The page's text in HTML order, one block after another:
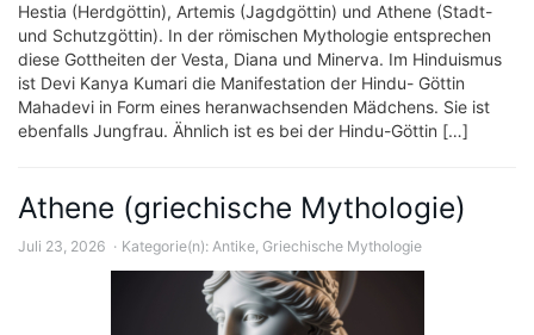
Hestia (Herdgöttin), Artemis (Jagdgöttin) und Athene (Stadt-
und Schutzgöttin). In der römischen Mythologie entsprechen
diese Gottheiten der Vesta, Diana und Minerva. Im Hinduismus
ist Devi Kanya Kumari die Manifestation der Hindu- Göttin
Mahadevi in ​​Form eines heranwachsenden Mädchens. Sie ist
ebenfalls Jungfrau. Ähnlich ist es bei der Hindu-Göttin […]
Athene (griechische Mythologie)
Juli 23, 2026 Kategorie(n): Antike, Griechische Mythologie